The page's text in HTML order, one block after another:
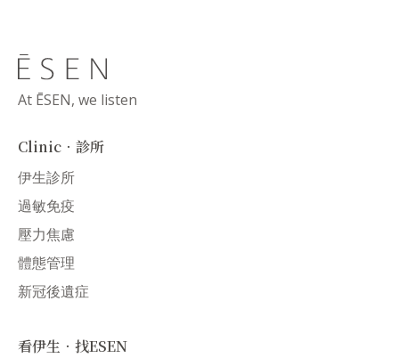
At ĒSEN, we listen
Clinic．診所
伊生診所
過敏免疫
壓力焦慮
體態管理
新冠後遺症
看伊生．找ESEN